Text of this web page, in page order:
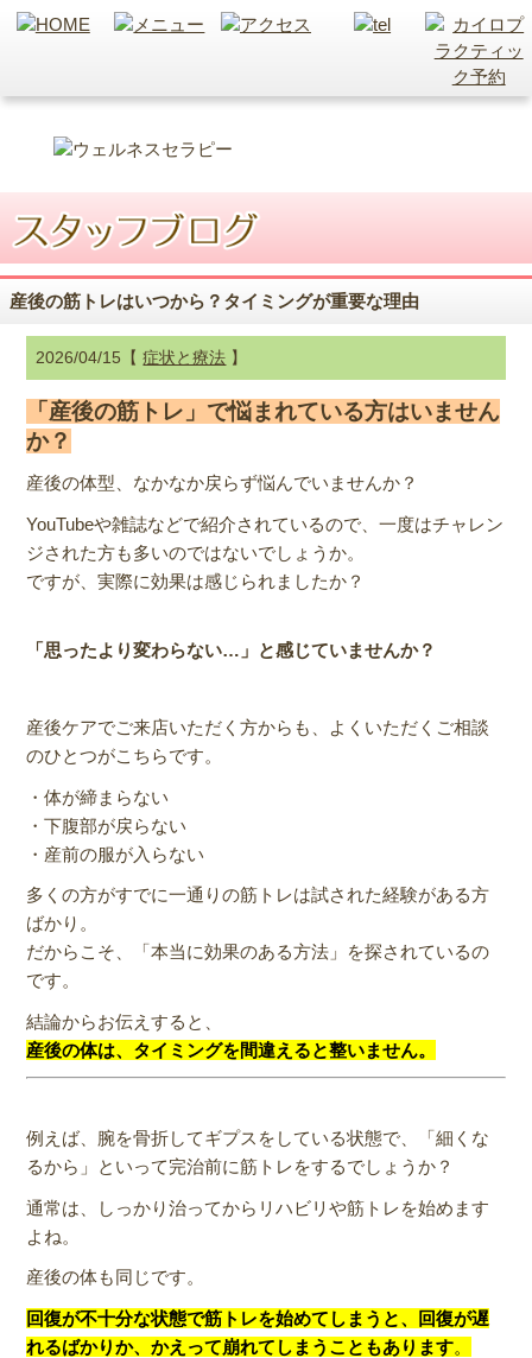
産後の筋トレはいつから？タイミングが重要な理由
2026/04/15【症状と療法 】
「産後の筋トレ」で悩まれている方はいません
か？
産後の体型、なかなか戻らず悩んでいませんか？
YouTubeや雑誌などで紹介されているので、一度はチャレン
ジされた方も多いのではないでしょうか。
ですが、実際に効果は感じられましたか？
「思ったより変わらない…」と感じていませんか？
産後ケアでご来店いただく方からも、よくいただくご相談
のひとつがこちらです。
・体が締まらない
・下腹部が戻らない
・産前の服が入らない
多くの方がすでに一通りの筋トレは試された経験がある方
ばかり。
だからこそ、「本当に効果のある方法」を探されているの
です。
結論からお伝えすると、
産後の体は、タイミングを間違えると整いません。
例えば、腕を骨折してギプスをしている状態で、「細くな
るから」といって完治前に筋トレをするでしょうか？
通常は、しっかり治ってからリハビリや筋トレを始めます
よね。
産後の体も同じです。
回復が不十分な状態で筋トレを始めてしまうと、回復が遅
れるばかりか、かえって崩れてしまうこともあります。